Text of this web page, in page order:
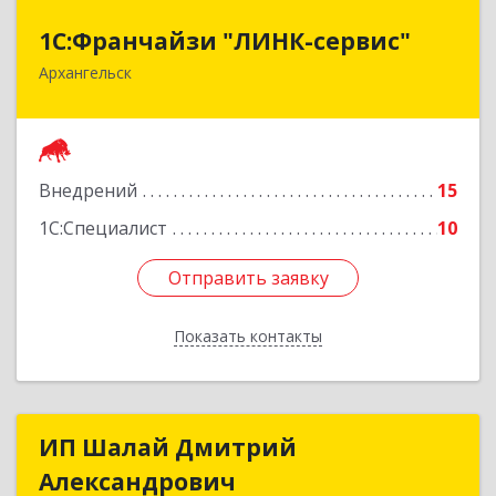
1С:Франчайзи "ЛИНК-сервис"
Архангельск
Внедрений
15
1С:Специалист
10
Отправить заявку
Показать контакты
1С:Франчайзи "ЛИНК-сервис"
163000, Архангельская обл, Архангельск г,
Отправить заявку
Назад
ИП Шалай Дмитрий
Александрович
ИП Шалай Дмитрий